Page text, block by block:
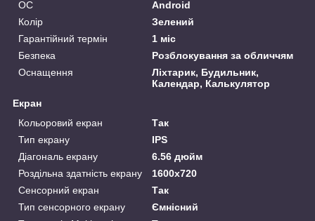
ОС
Android
Колір
Зелений
Гарантійний термін
1 міс
Безпека
Розблокування за обличчям
Оснащення
Ліхтарик, Будильник,
Календар, Калькулятор
Екран
Кольоровий екран
Так
Тип екрану
IPS
Діагональ екрану
6.56 дюйм
Роздільна здатність екрану
1600x720
Сенсорний екран
Так
Тип сенсорного екрану
Ємнісний